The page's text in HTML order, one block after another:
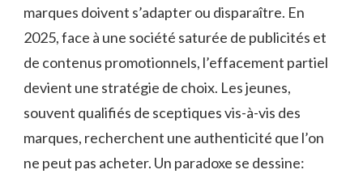
marques doivent s’adapter ou disparaître. En
2025, face à une société saturée de publicités et
de contenus promotionnels, l’effacement partiel
devient une stratégie de choix. Les jeunes,
souvent qualifiés de sceptiques vis-à-vis des
marques, recherchent une authenticité que l’on
ne peut pas acheter. Un paradoxe se dessine: